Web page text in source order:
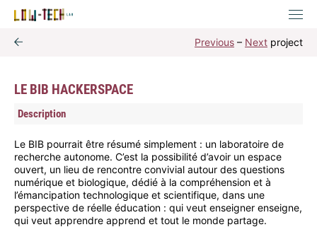
Previous – Next project
LE BIB HACKERSPACE
Description
Le BIB pourrait être résumé simplement : un laboratoire de
recherche autonome. C’est la possibilité d’avoir un espace
ouvert, un lieu de rencontre convivial autour des questions
numérique et biologique, dédié à la compréhension et à
l’émancipation technologique et scientifique, dans une
perspective de réelle éducation : qui veut enseigner enseigne,
qui veut apprendre apprend et tout le monde partage.